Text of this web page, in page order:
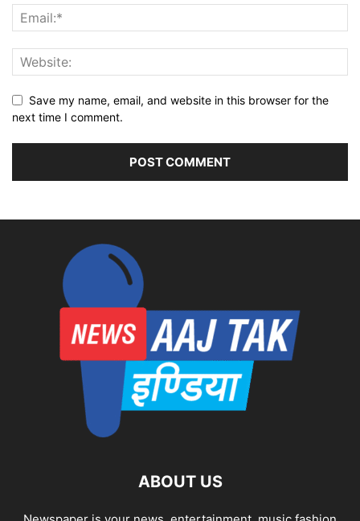
Save my name, email, and website in this browser for the
next time I comment.
ABOUT US